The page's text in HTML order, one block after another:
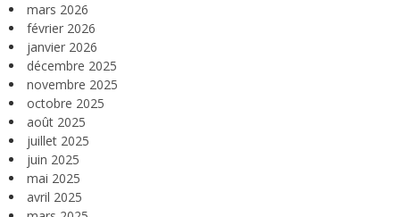
mars 2026
février 2026
janvier 2026
décembre 2025
novembre 2025
octobre 2025
août 2025
juillet 2025
juin 2025
mai 2025
avril 2025